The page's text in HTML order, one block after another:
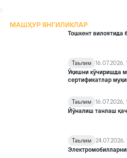
МАШҲУР ЯНГИЛИКЛАР
Тошкент вилоятида
Таълим
16.07.2026,
Ўқишни кўчиришда
сертификатлар
Таълим
16.07.2026,
Йўналиш танлаш
Таълим
24.07.2026,